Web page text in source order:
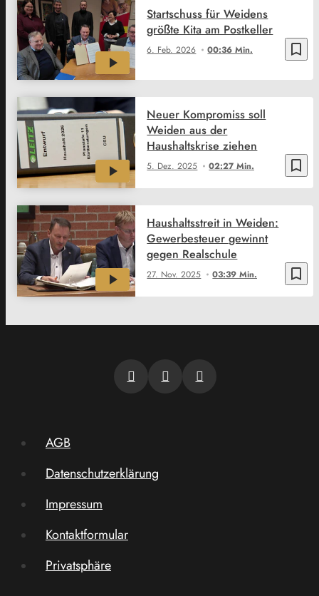
bookmark_border
6. Feb. 2026 00:36 Min.
Startschuss für Weidens
größte Kita am Postkeller
bookmark_border
5. Dez. 2025 02:27 Min.
Neuer Kompromiss soll
Weiden aus der
Haushaltskrise ziehen
bookmark_border
27. Nov. 2025 03:39 Min.
Haushaltsstreit in Weiden:
Gewerbesteuer gewinnt
gegen Realschule
AGB
Datenschutzerklärung
Impressum
Kontaktformular
Privatsphäre